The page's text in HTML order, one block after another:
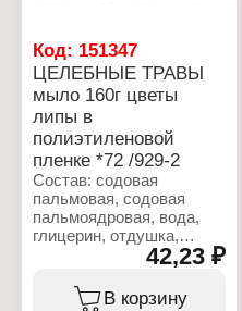
Код: 151347
ЦЕЛЕБНЫЕ ТРАВЫ
мыло 160г цветы
липы в
полиэтиленовой
пленке *72 /929-2
Состав: содовая
пальмовая, содовая
пальмоядровая, вода,
глицерин, отдушка,
пластификатор, смесь
экстрактов цветков
42,23 ₽
В корзину